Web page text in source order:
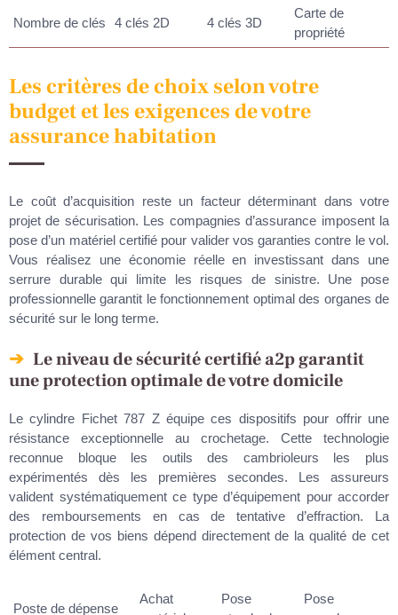
Nombre de clés 4 clés 2D 4 clés 3D
Carte de
propriété
Les critères de choix selon votre
budget et les exigences de votre
assurance habitation
Le coût d’acquisition reste un facteur déterminant dans votre
projet de sécurisation. Les compagnies d’assurance imposent la
pose d’un matériel certifié pour valider vos garanties contre le vol.
Vous réalisez une économie réelle en investissant dans une
serrure durable qui limite les risques de sinistre. Une pose
professionnelle garantit le fonctionnement optimal des organes de
sécurité sur le long terme.
Le niveau de sécurité certifié a2p garantit
une protection optimale de votre domicile
Le cylindre Fichet 787 Z équipe ces dispositifs pour offrir une
résistance exceptionnelle au crochetage. Cette technologie
reconnue bloque les outils des cambrioleurs les plus
expérimentés dès les premières secondes. Les assureurs
valident systématiquement ce type d’équipement pour accorder
des remboursements en cas de tentative d’effraction. La
protection de vos biens dépend directement de la qualité de cet
élément central.
Poste de dépense
Achat
Pose
Pose